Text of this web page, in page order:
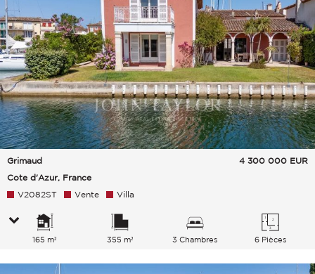
Grimaud
Cote d'Azur, France
4 300 000 EUR
V2082ST Vente Villa
165 m² 355 m² 3 Chambres 6 Pièces